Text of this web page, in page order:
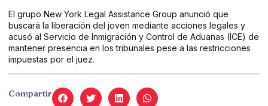
El grupo New York Legal Assistance Group anunció que
buscará la liberación del joven mediante acciones legales y
acusó al Servicio de Inmigración y Control de Aduanas (ICE) de
mantener presencia en los tribunales pese a las restricciones
impuestas por el juez.
Compartir